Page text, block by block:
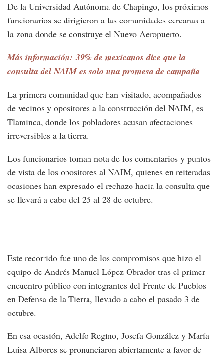
De la Universidad Autónoma de Chapingo, los próximos
funcionarios se dirigieron a las comunidades cercanas a
la zona donde se construye el Nuevo Aeropuerto.
Más información: 39% de mexicanos dice que la
consulta del NAIM es solo una promesa de campaña
La primera comunidad que han visitado, acompañados
de vecinos y opositores a la construcción del NAIM, es
Tlaminca, donde los pobladores acusan afectaciones
irreversibles a la tierra.
Los funcionarios toman nota de los comentarios y puntos
de vista de los opositores al NAIM, quienes en reiteradas
ocasiones han expresado el rechazo hacia la consulta que
se llevará a cabo del 25 al 28 de octubre.
Este recorrido fue uno de los compromisos que hizo el
equipo de Andrés Manuel López Obrador tras el primer
encuentro público con integrantes del Frente de Pueblos
en Defensa de la Tierra, llevado a cabo el pasado 3 de
octubre.
En esa ocasión, Adelfo Regino, Josefa González y María
Luisa Albores se pronunciaron abiertamente a favor de